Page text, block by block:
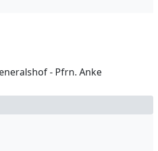
Pfrn. Anke